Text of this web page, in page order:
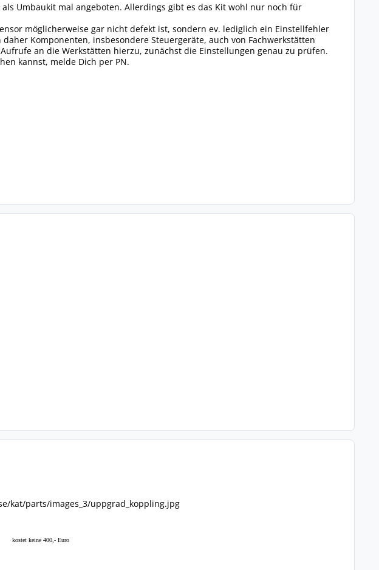
als Umbaukit mal angeboten. Allerdings gibt es das Kit wohl nur noch für
möglicherweise gar nicht defekt ist, sondern ev. lediglich ein Einstellfehler
Komponenten, insbesondere Steuergeräte, auch von Fachwerkstätten
an die Werkstätten hierzu, zunächst die Einstellungen genau zu prüfen.
kannst, melde Dich per PN.
kat/parts/images_3/uppgrad_koppling.jpg
kostet keine 400,- Euro